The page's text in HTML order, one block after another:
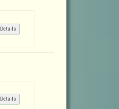
Details
Details